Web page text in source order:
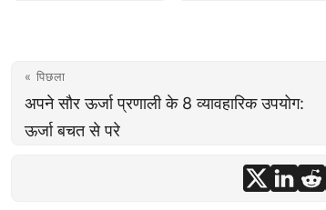
« पिछला
अपने सौर ऊर्जा प्रणाली के 8 व्यावहारिक उपयोग:
ऊर्जा बचत से परे